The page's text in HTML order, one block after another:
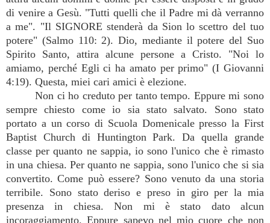
di venire a Gesù. "Tutti quelli che il Padre mi dà verranno
a me". "Il SIGNORE stenderà da Sion lo scettro del tuo
potere" (Salmo 110: 2). Dio, mediante il potere del Suo
Spirito Santo, attira alcune persone a Cristo. "Noi lo
amiamo, perché Egli ci ha amato per primo" (I Giovanni
4:19). Questa, miei cari amici è elezione.
Non ci ho creduto per tanto tempo. Eppure mi sono
sempre chiesto come io sia stato salvato. Sono stato
portato a un corso di Scuola Domenicale presso la First
Baptist Church di Huntington Park. Da quella grande
classe per quanto ne sappia, io sono l'unico che è rimasto
in una chiesa. Per quanto ne sappia, sono l'unico che si sia
convertito. Come può essere? Sono venuto da una storia
terribile. Sono stato deriso e preso in giro per la mia
presenza in chiesa. Non mi è stato dato alcun
incoraggiamento. Eppure sapevo nel mio cuore che non